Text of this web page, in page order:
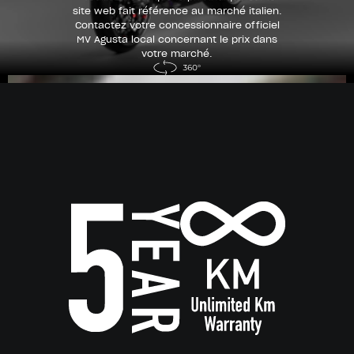
site web fait référence au marché italien.
Contactez votre concessionnaire officiel
MV Agusta local concernant le prix dans
votre marché.